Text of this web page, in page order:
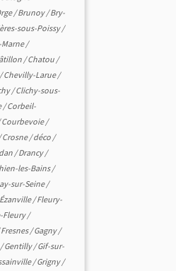
/Brunoy/Bry-
sous-Poissy/
/
/Chatou /
/Chevilly-Larue/
/Clichy-sous-
/Corbeil-
Courbevoie/
Crosne/déco /
/Drancy/
les-Bains/
sur-Seine/
/Fleury-
Fleury/
Fresnes/Gagny/
/Gentilly/Gif-sur-
/Grigny/